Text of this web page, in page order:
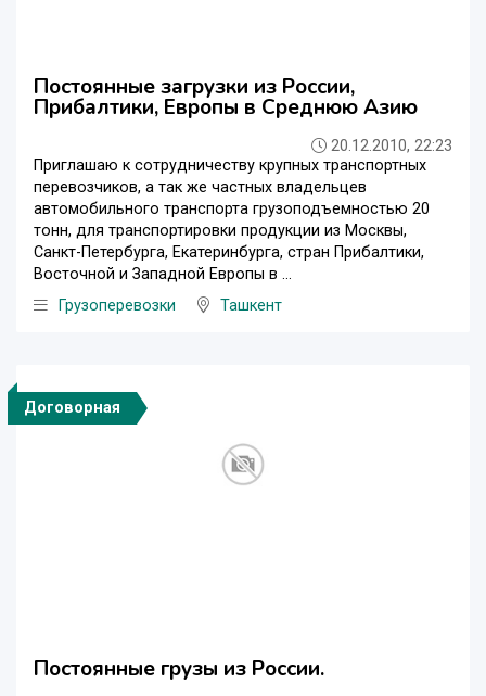
Постоянные загрузки из России,
Прибалтики, Европы в Среднюю Азию
20.12.2010, 22:23
Приглашаю к сотрудничеству крупных транспортных
перевозчиков, а так же частных владельцев
автомобильного транспорта грузоподъемностью 20
тонн, для транспортировки продукции из Москвы,
Санкт-Петербурга, Екатеринбурга, стран Прибалтики,
Восточной и Западной Европы в ...
Грузоперевозки
Ташкент
Договорная
Постоянные грузы из России.